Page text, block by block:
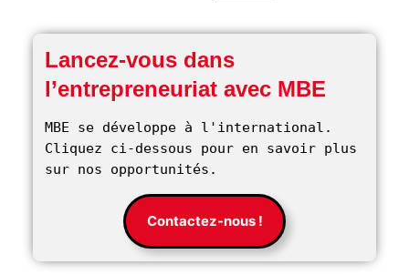
Lancez-vous dans
l’entrepreneuriat avec MBE
MBE se développe à l'international.
Cliquez ci-dessous pour en savoir plus
sur nos opportunités.
Contactez-nous !